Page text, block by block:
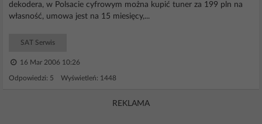
dekodera, w Polsacie cyfrowym można kupić tuner za 199 pln na
własność, umowa jest na 15 miesięcy,...
SAT Serwis
16 Mar 2006 10:26
Odpowiedzi: 5 Wyświetleń: 1448
REKLAMA